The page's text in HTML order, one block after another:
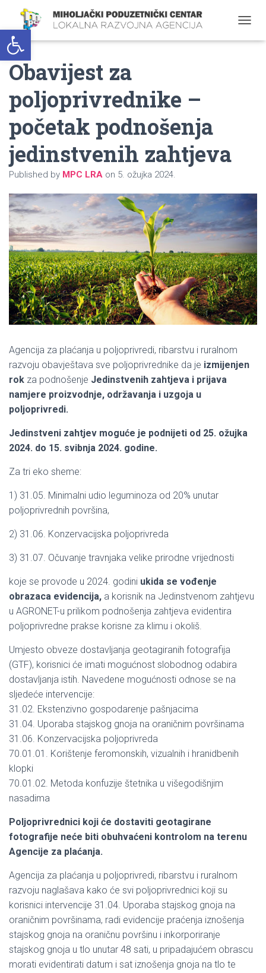
Open toolbar
O
Obavijest za
poljoprivrednike –
početak podnošenja
jedinstvenih zahtjeva
Published by MPC LRA on 5. ožujka 2024.
Agencija za plaćanja u poljoprivredi, ribarstvu i ruralnom
razvoju obavještava sve poljoprivrednike da je izmijenjen
rok za podnošenje Jedinstvenih zahtjeva i prijava
namjere proizvodnje, održavanja i uzgoja u
poljoprivredi.
Jedinstveni zahtjev moguće je podnijeti od 25. ožujka
2024. do 15. svibnja 2024. godine.
Za tri eko sheme:
1) 31.05. Minimalni udio leguminoza od 20% unutar
poljoprivrednih površina,
2) 31.06. Konzervacijska poljoprivreda
3) 31.07. Očuvanje travnjaka velike prirodne vrijednosti
koje se provode u 2024. godini ukida se vođenje
obrazaca evidencija, a korisnik na Jedinstvenom zahtjevu
u AGRONET-u prilikom podnošenja zahtjeva evidentira
poljoprivredne prakse korisne za klimu i okoliš.
Umjesto obveze dostavljanja geotagiranih fotografija
(GTF), korisnici će imati mogućnost slobodnog odabira
dostavljanja istih. Navedene mogućnosti odnose se na
sljedeće intervencije:
31.02. Ekstenzivno gospodarenje pašnjacima
31.04. Uporaba stajskog gnoja na oraničnim površinama
31.06. Konzervacijska poljoprivreda
70.01.01. Korištenje feromonskih, vizualnih i hranidbenih
klopki
70.01.02. Metoda konfuzije štetnika u višegodišnjim
nasadima
Poljoprivrednici koji će dostaviti geotagirane
fotografije neće biti obuhvaćeni kontrolom na terenu
Agencije za plaćanja.
Agencija za plaćanja u poljoprivredi, ribarstvu i ruralnom
razvoju naglašava kako će svi poljoprivrednici koji su
korisnici intervencije 31.04. Uporaba stajskog gnoja na
oraničnim površinama, radi evidencije praćenja iznošenja
stajskog gnoja na oraničnu površinu i inkorporiranje
stajskog gnoja u tlo unutar 48 sati, u pripadajućem obrascu
morati evidentirati datum i sat iznošenja gnoja na tlo te